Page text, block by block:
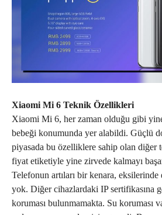
Xiaomi Mi 6 Teknik Özellikleri
Xiaomi Mi 6, her zaman olduğu gibi yine
bebeği konumunda yer alabildi. Güçlü
piyasada bu özelliklere sahip olan diğer
fiyat etiketiyle yine zirvede kalmayı
Telefonun artıları bir kenara,
yok. Diğer cihazlardaki IP sertifikasına
koruması bulunmamakta. Su koruması